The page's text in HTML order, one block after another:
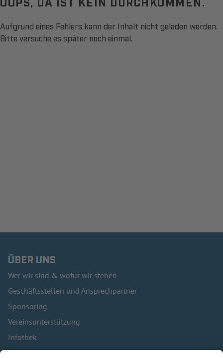
Aufgrund eines Fehlers kann der Inhalt nicht geladen werden.
Bitte versuche es später noch einmal.
ÜBER UNS
Wer wir sind & wofür wir stehen
Geschäftsstellen und Ansprechpartner
Sponsoring
Vereinsunterstützung
Infothek
Kontakt